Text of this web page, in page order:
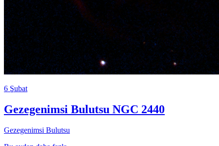
6 Şubat
Gezegenimsi Bulutsu NGC 2440
Gezegenimsi Bulutsu